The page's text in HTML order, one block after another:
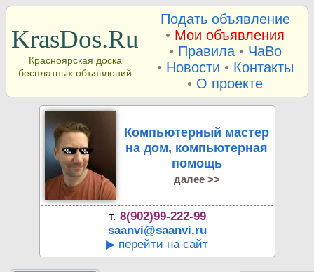
KrasDos.Ru
Красноярская доска
бесплатных объявлений
Подать объявление
• Мои объявления
• Правила• ЧаВо
• Новости • Контакты
• О проекте
Компьютерный мастер
на дом, компьютерная
помощь
далее >>
т. 8(902)99-222-99
saanvi@saanvi.ru
▶ перейти на сайт